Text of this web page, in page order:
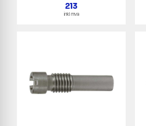
213
inkl mva